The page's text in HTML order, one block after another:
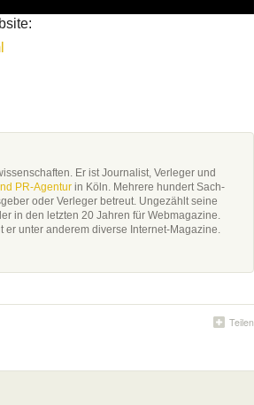
Er ist Journalist, Verleger und
PR-Agentur in Köln. Mehrere hundert Sach-
oder Verleger betreut. Ungezählt seine
in den letzten 20 Jahren für Webmagazine.
unter anderem diverse Internet-Magazine.
Teilen